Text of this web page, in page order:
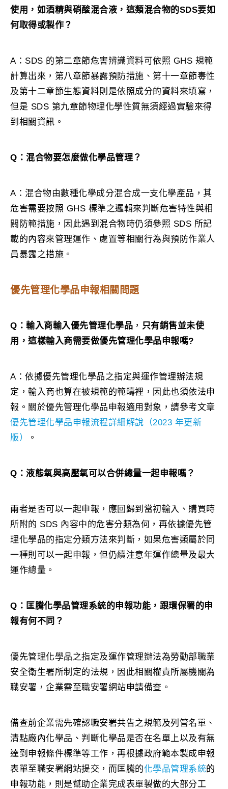
使用，如酒精與硝酸混合液，這類混合物的SDS要如
何取得或製作？
A：SDS 的第二章節危害辨識資料可依照 GHS 規範
計算出來，第八章節暴露預防措施、第十一章節毒性
及第十二章節生態資料則是依照成分的資料來填寫，
但是 SDS 第九章節物理化學性質無須經過實驗來得
到相關資訊。
Q：混合物要怎麼做化學品管理？
A：混合物由數種化學成分混合成一支化學產品，其
危害需要按照 GHS 標準之邏輯來判斷危害特性與相
關防範措施，因此遇到混合物時仍須參照 SDS 所記
載的內容來管理運作、處置等相關行為與預防作業人
員暴露之措施。
優先管理化學品申報相關問題
Q：輸入商輸入優先管理化學品 ， 只有銷售並未使
用，這樣輸入商需要做優先管理化學品申報嗎?
A：依據優先管理化學品之指定與運作管理辦法規
定，輸入商也算在被規範的範疇裡，因此也須依法申
報。關於優先管理化學品申報適用對象，請參考文章
優先管理化學品申報流程詳細解說（2023 年更新
版）
。
Q：液態氧與高壓氧可以合併總量一起申報嗎？
兩者是否可以一起申報，應回歸到當初輸入、購買時
所附的 SDS 內容中的危害分類為何，再依據優先管
理化學品的指定分類方法來判斷，如果危害類屬於同
一種則可以一起申報，但仍續注意年運作總量及最大
運作總量。
Q：匡騰化學品管理系統的申報功能，跟環保署的申
報有何不同？
優先管理化學品之指定及運作管理辦法為勞動部職業
安全衛生署所制定的法規，因此相關權責所屬機關為
職安署，企業需至職安署網站申請備查。
備查前企業需先確認職安署共告之規範及列管名單、
清點廠內化學品、判斷化學品是否在名單上以及有無
達到申報條件標準等工作，再根據政府範本製成申報
表單至職安署網站提交，而匡騰的化學品管理系統的
申報功能，則是幫助企業完成表單製做的大部分工